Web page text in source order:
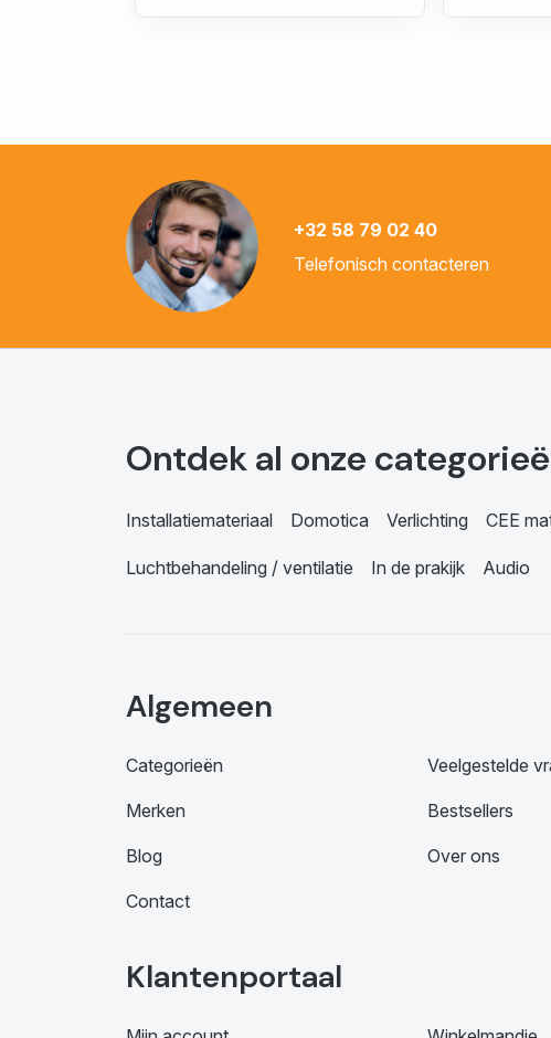
+32 58 79 02 40
Telefonisch contacteren
Ontdek al onze
Installatiemateriaal Domotica Verlichting CEE
Luchtbehandeling / ventilatie In de prakijk Audio
Algemeen
Categorieën Veelgestelde
Merken Bestsellers
Blog Over ons
Contact
Klantenportaal